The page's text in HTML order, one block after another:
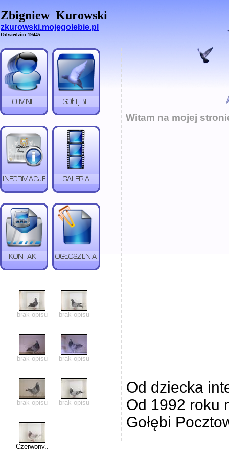
Zbigniew Kurowski
zkurowski.mojegolebie.pl
Odwiedzin: 19445
brak opisu brak opisu
brak opisu brak opisu
brak opisu brak opisu
Czerwony..
Witam na mojej
Od dziecka
Od 1992 roku
Gołębi